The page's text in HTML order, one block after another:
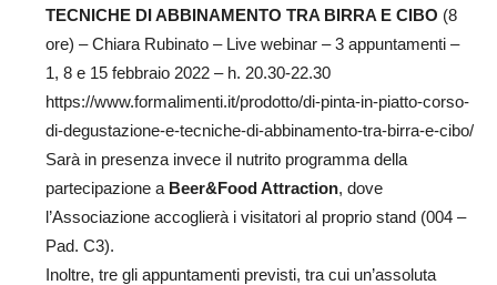
TECNICHE DI ABBINAMENTO TRA BIRRA E CIBO (8
ore) – Chiara Rubinato – Live webinar – 3 appuntamenti –
1, 8 e 15 febbraio 2022 – h. 20.30-22.30
https://www.formalimenti.it/prodotto/di-pinta-in-piatto-corso-
di-degustazione-e-tecniche-di-abbinamento-tra-birra-e-cibo/
Sarà in presenza invece il nutrito programma della
partecipazione a Beer&Food Attraction, dove
l’Associazione accoglierà i visitatori al proprio stand (004 –
Pad. C3).
Inoltre, tre gli appuntamenti previsti, tra cui un’assoluta